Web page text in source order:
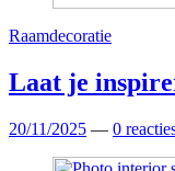
Raamdecoratie
Laat je
20/11/2025 — 0